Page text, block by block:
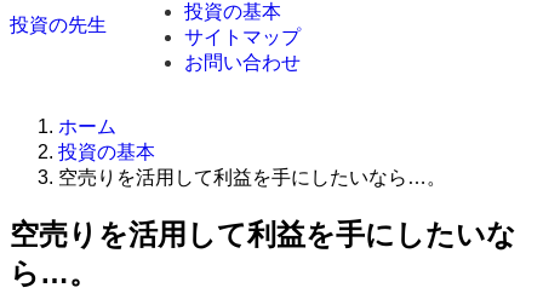
投資の先生
投資の基本
サイトマップ
お問い合わせ
ホーム
投資の基本
空売りを活用して利益を手にしたいなら…。
空売りを活用して利益を手にしたいな
ら…。